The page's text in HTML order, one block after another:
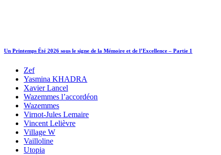
Un Printemps Été 2026 sous le signe de la Mémoire et de l’Excellence – Partie 1
Zef
Yasmina KHADRA
Xavier Lancel
Wazemmes l’accordéon
Wazemmes
Virnot-Jules Lemaire
Vincent Lelièvre
Village W
Vailloline
Utopia